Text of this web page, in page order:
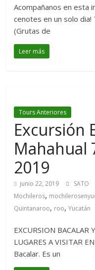
Acompañanos en esta
cenotes en un solo
(Grutas de
Leer más
Tours Anteriores
Excursión
Mahahual
2019
junio 22, 2019 SATO
Mochileros,
Quintanaroo, roo,Yucatán
EXCURSION
LUGARES A VISITAR
Bacalar. Es un